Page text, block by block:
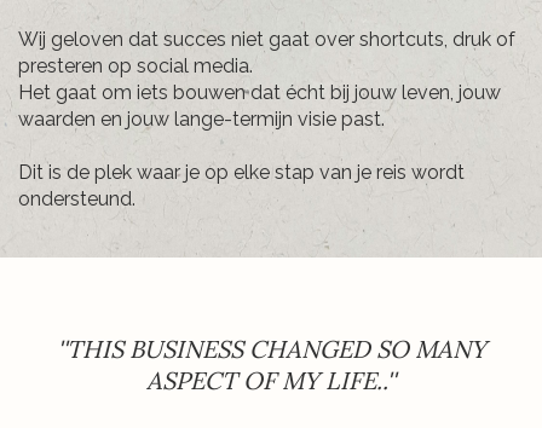
Wij geloven dat succes niet gaat over shortcuts, druk of
presteren op social media.
Het gaat om iets bouwen dat écht bij jouw leven, jouw
waarden en jouw lange-termijn visie past.
Dit is de plek waar je op elke stap van je reis wordt
ondersteund.
''THIS BUSINESS CHANGED SO MANY
ASPECT OF MY LIFE..''